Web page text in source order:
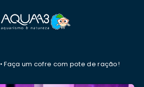
•Faça um cofre com pote de ração!